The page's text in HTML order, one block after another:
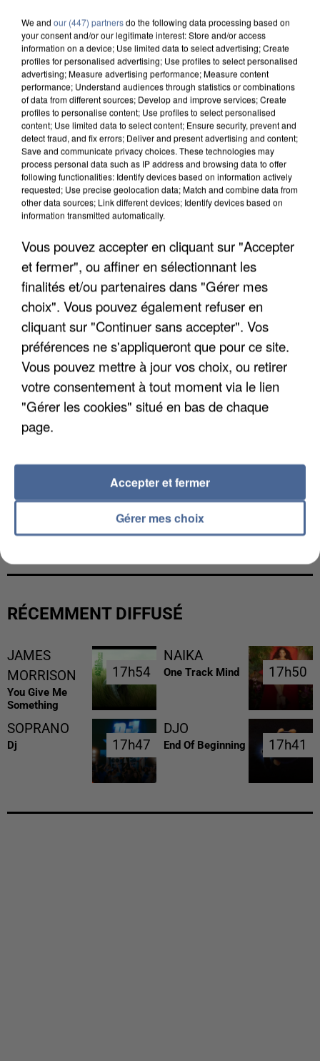
UN SECOND CADRE DE LA DZ MAFIA
INTERPELLÉ EN ALGÉRIE
UNE TOURISTE DE L’OISE EMPORTÉE PAR UNE
COULÉE DE BOUE EN HAUTE-SAVOIE
RÉCEMMENT DIFFUSÉ
JAMES
MORRISON
You Give Me
Something
17h54
17h54
NAIKA
One Track Mind 17h50
17h50
SOPRANO
Dj 17h47
17h47
DJO
End Of Beginning 17h41
17h41
We and our (447) partnersdo the following data processing based on
your consent and/or our legitimate interest: Store and/or access
information on a device; Use limited data to select advertising; Create
profiles for personalised advertising; Use profiles to select personalised
advertising; Measure advertising performance; Measure content
performance; Understand audiences through statistics or combinations
of data from different sources; Develop and improve services; Create
profiles to personalise content; Use profiles to select personalised
content; Use limited data to select content; Ensure security, prevent and
detect fraud, and fix errors; Deliver and present advertising and content;
Save and communicate privacy choices. These technologies may
process personal data such as IP address and browsing data to offer
following functionalities: Identify devices based on information actively
requested; Use precise geolocation data; Match and combine data from
other data sources; Link different devices; Identify devices based on
information transmitted automatically.
Vous pouvez accepter en cliquant sur "Accepter
et fermer", ou affiner en sélectionnant les
finalités et/ou partenaires dans "Gérer mes
choix". Vous pouvez également refuser en
cliquant sur "Continuer sans accepter". Vos
préférences ne s'appliqueront que pour ce site.
Vous pouvez mettre à jour vos choix, ou retirer
votre consentement à tout moment via le lien
"Gérer les cookies" situé en bas de chaque
page.
Gérer mes choix
Accepter et fermer